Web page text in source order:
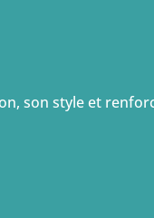
son style et